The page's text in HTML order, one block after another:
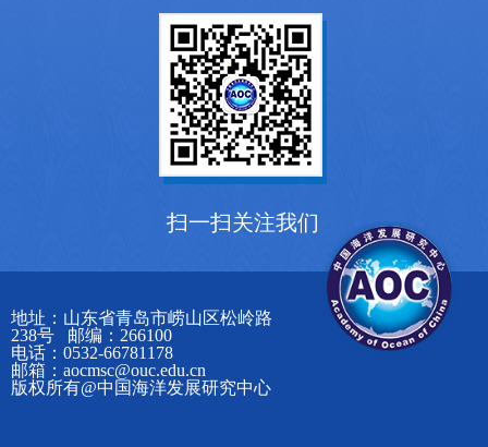
扫一扫关注我们
地址：山东省青岛市崂山区松岭路
238号 邮编：266100
电话：0532-66781178
邮箱：aocmsc@ouc.edu.cn
版权所有@中国海洋发展研究中心